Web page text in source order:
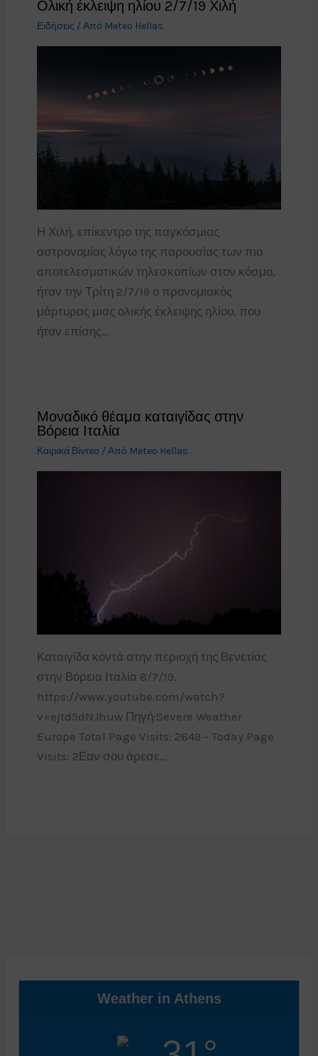
Ολική έκλειψη ηλίου 2/7/19 Χιλή
Ειδήσεις / Από Meteo Hellas
Η Χιλή, επίκεντρο της παγκόσμιας
αστρονομίας λόγω της παρουσίας των πιο
αποτελεσματικών τηλεσκοπίων στον κόσμο,
ήταν την Τρίτη 2/7/19 ο προνομιακός
μάρτυρας μιας ολικής έκλειψης ηλίου, που
ήταν επίσης…
Μοναδικό θέαμα καταιγίδας στην
Βόρεια Ιταλία
Καιρικά Βίντεο / Από Meteo Hellas
Καταιγίδα κοντά στην περιοχή της Βενετίας
στην Βόρεια Ιταλία 8/7/19.
https://www.youtube.com/watch?
v=ejtd5dNJhuw Πηγή:Severe Weather
Europe Total Page Visits: 2649 - Today Page
Visits: 2Εαν σου άρεσε…
Weather in Athens